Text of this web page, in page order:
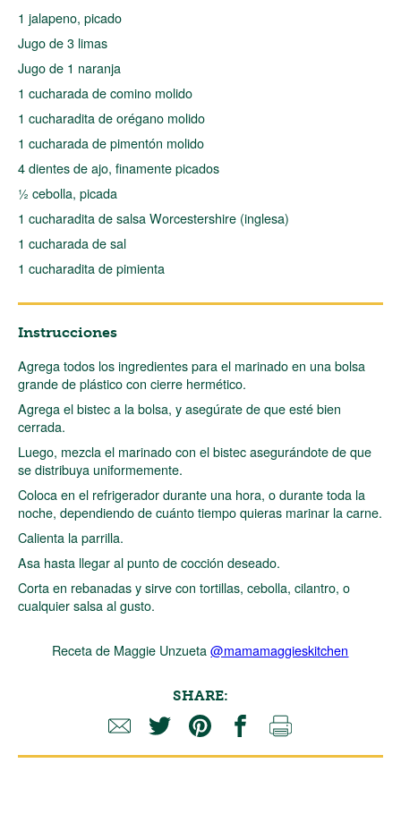
1 jalapeno, picado
Jugo de 3 limas
Jugo de 1 naranja
1 cucharada de comino molido
1 cucharadita de orégano molido
1 cucharada de pimentón molido
4 dientes de ajo, finamente picados
½ cebolla, picada
1 cucharadita de salsa Worcestershire (inglesa)
1 cucharada de sal
1 cucharadita de pimienta
Instrucciones
Agrega todos los ingredientes para el marinado en una bolsa
grande de plástico con cierre hermético.
Agrega el bistec a la bolsa, y asegúrate de que esté bien
cerrada.
Luego, mezcla el marinado con el bistec asegurándote de que
se distribuya uniformemente.
Coloca en el refrigerador durante una hora, o durante toda la
noche, dependiendo de cuánto tiempo quieras marinar la carne.
Calienta la parrilla.
Asa hasta llegar al punto de cocción deseado.
Corta en rebanadas y sirve con tortillas, cebolla, cilantro, o
cualquier salsa al gusto.
Receta de Maggie Unzueta@mamamaggieskitchen
SHARE: